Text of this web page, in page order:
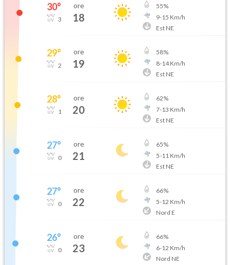
30°
3
ore
18
55%
9-15 Km/h
Est NE
29°
2
ore
19
58%
8-14Km/h
Est NE
28°
1
ore
20
62%
7-13 Km/h
Est NE
27°
0
ore
21
65%
5-11 Km/h
Est NE
27°
0
ore
22
66%
5-12 Km/h
Nord E
26°
0
ore
23
66%
6-12 Km/h
Nord NE